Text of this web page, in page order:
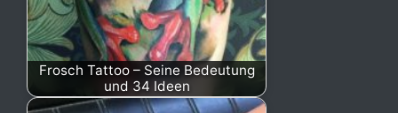
Frosch Tattoo – Seine Bedeutung
und 34 Ideen